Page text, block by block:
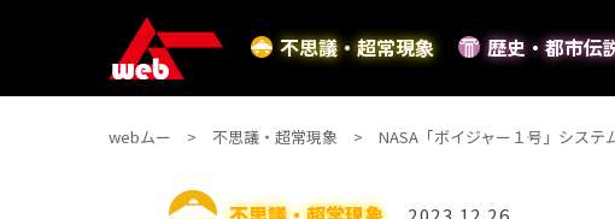
不思議・超常現象 歴史・都市伝
webムー 不思議・超常現象 NASA「ボイジャー１号」シス